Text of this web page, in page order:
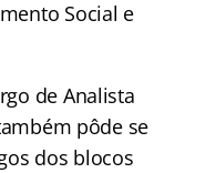
Social e
de Analista
pôde se
dos blocos